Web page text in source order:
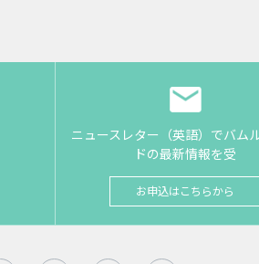
ニュースレター（英語）でバム
ドの最新情報を受
お申込はこちらから